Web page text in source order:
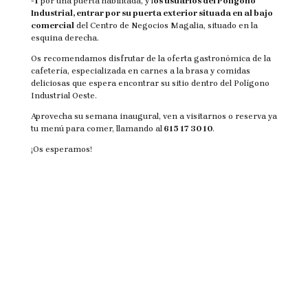
Industrial, entrar por su puerta exterior situada en al bajo
comercialdel Centro de Negocios Magalia, situado en la
esquina derecha.
Os recomendamos disfrutar de la oferta gastronómica de la
cafetería, especializada en carnes a la brasa y comidas
deliciosas que espera encontrar su sitio dentro del Polígono
Industrial Oeste.
Aprovecha su semana inaugural, ven a visitarnos o reserva ya
tu menú para comer, llamando al615 17 30 10.
¡Os esperamos!